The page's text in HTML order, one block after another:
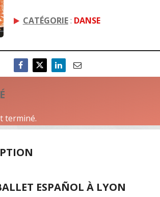
CATÉGORIE: DANSE
terminé.
ESPAÑOL À LYON